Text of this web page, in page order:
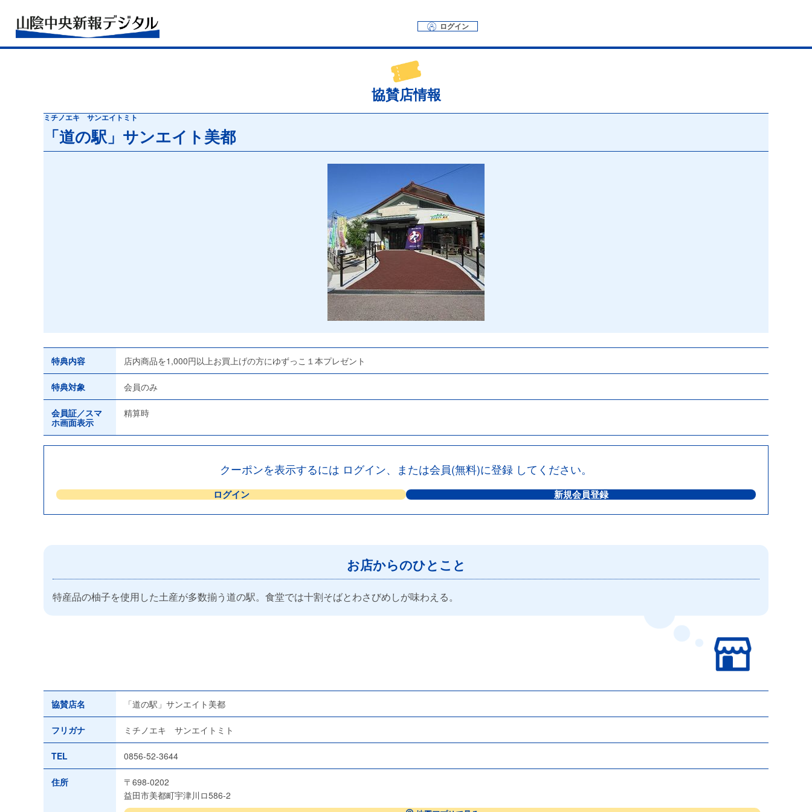
ログイン
協賛店情報
ミチノエキ サンエイトミト
「道の駅」サンエイト美都
特典内容 店内商品を1,000円以上お買上げの方にゆずっこ１本プレゼント
特典対象 会員のみ
会員証／スマ
ホ画面表示
精算時
クーポンを表示するには ログイン、または会員(無料)に登録 してください。
ログイン 新規会員登録
お店からのひとこと
特産品の柚子を使用した土産が多数揃う道の駅。食堂では十割そばとわさびめしが味わえる。
協賛店名 「道の駅」サンエイト美都
フリガナ ミチノエキ サンエイトミト
TEL 0856-52-3644
住所
〒698-0202
益田市美都町宇津川ロ586-2